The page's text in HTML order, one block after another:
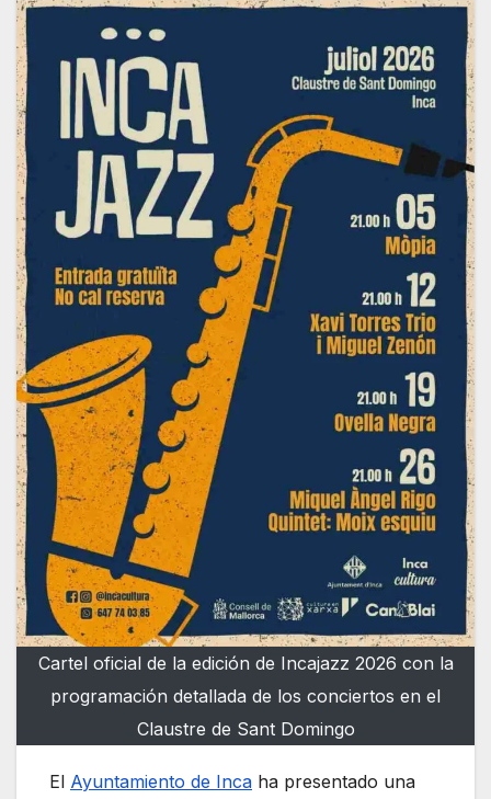
Cartel oficial de la edición de Incajazz 2026 con la
programación detallada de los conciertos en el
Claustre de Sant Domingo
El Ayuntamiento de Inca ha presentado una